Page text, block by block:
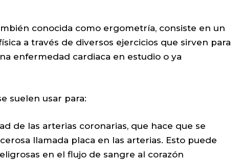
conocida como ergometría, consiste en un
a través de diversos ejercicios que sirven para
enfermedad cardiaca en estudio o ya
suelen usar para:
de las arterias coronarias, que hace que se
llamada placa en las arterias. Esto puede
en el flujo de sangre al corazón